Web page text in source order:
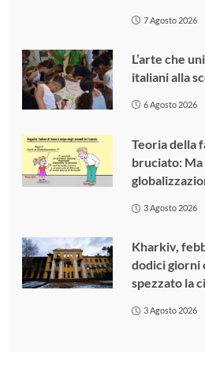
7 Agosto 2026
L’arte che
italiani alla
6 Agosto 2026
Teoria della
bruciato: Ma
3 Agosto 2026
Kharkiv,
dodici giorni
spezzato la
3 Agosto 2026